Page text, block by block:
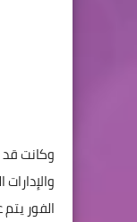
وكانت قد
الفور